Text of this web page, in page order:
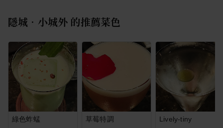
隱城•小城外 的推薦菜色
綠色蚱蜢 草莓特調 Lively-tiny